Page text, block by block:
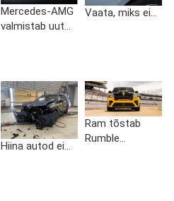
Mercedes-AMG
valmistab uut...
Vaata, miks ei...
Hiina autod ei...
Ram tõstab
Rumble...